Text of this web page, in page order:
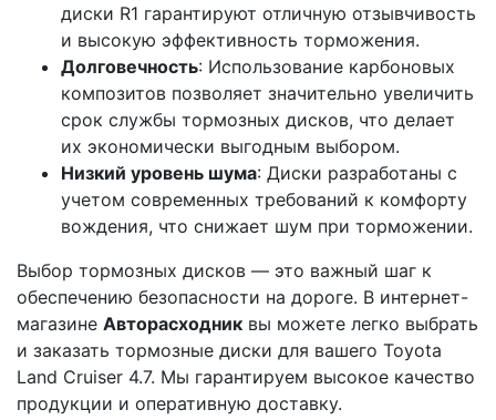
диски R1 гарантируют отличную отзывчивость
и высокую эффективность торможения.
Долговечность: Использование карбоновых
композитов позволяет значительно увеличить
срок службы тормозных дисков, что делает
их экономически выгодным выбором.
Низкий уровень шума: Диски разработаны с
учетом современных требований к комфорту
вождения, что снижает шум при торможении.
Выбор тормозных дисков — это важный шаг к
обеспечению безопасности на дороге. В интернет-
магазине Авторасходник вы можете легко выбрать
и заказать тормозные диски для вашего Toyota
Land Cruiser 4.7. Мы гарантируем высокое качество
продукции и оперативную доставку.